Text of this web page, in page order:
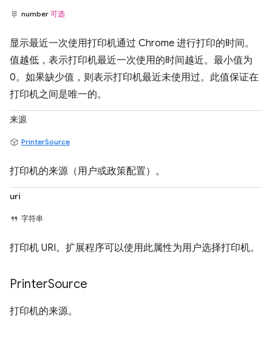
number 可选
显示最近一次使用打印机通过 Chrome 进行打印的时间。
值越低，表示打印机最近一次使用的时间越近。最小值为
0。如果缺少值，则表示打印机最近未使用过。此值保证在
打印机之间是唯一的。
来源
PrinterSource
打印机的来源（用户或政策配置）。
uri
字符串
打印机 URI。扩展程序可以使用此属性为用户选择打印机。
PrinterSource
打印机的来源。